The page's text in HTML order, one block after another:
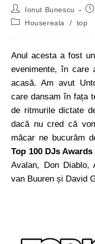
Ionut Bunescu
Housereala
/ top
Anul acesta a fost
evenimente, în care
acasă. Am avut
care dansam în fața
de ritmurile dictate
dacă nu cred că
măcar ne bucurăm
Top 100 DJs Awards
Avalan, Don Diablo,
van Buuren și David